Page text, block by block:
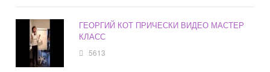
ГЕОРГИЙ КОТ ПРИЧЕСКИ ВИДЕО МАСТЕР
КЛАСС
5613